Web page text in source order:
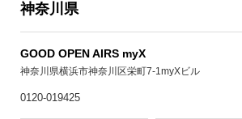
神奈川県
GOOD OPEN AIRS myX
神奈川県横浜市神奈川区栄町7-1myXビル
0120-019425